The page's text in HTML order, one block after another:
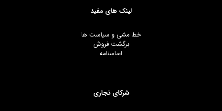
لینک های مفید
خط مشی و سیاست ها
برگشت فروش
اساسنامه
شرکای تجاری